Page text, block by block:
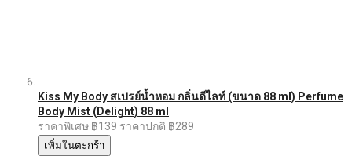
Kiss My Body สเปรย์น้ำหอม กลิ่นดีไลท์ (ขนาด 88 ml) Perfume
Body Mist (Delight) 88 ml
ราคาพิเศษ ฿139 ราคาปกติ ฿289
เพิ่มในตะกร้า